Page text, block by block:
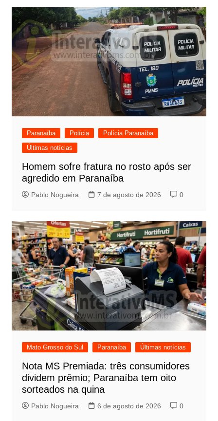
Paranaíba Polícia
Polícia Paranaíba
Últimas notícias
Homem sofre fratura no rosto após ser
agredido em Paranaíba
Pablo Nogueira 7 de agosto de 2026 0
Mato Grosso do Sul Paranaíba Últimas notícias
Nota MS Premiada: três consumidores
dividem prêmio; Paranaíba tem oito
sorteados na quina
Pablo Nogueira 6 de agosto de 2026 0